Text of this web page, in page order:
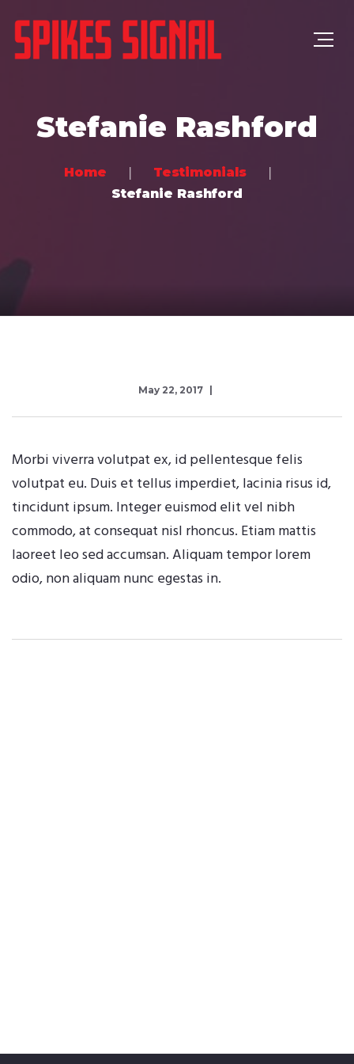
Stefanie Rashford
Home
Testimonials
Stefanie Rashford
May 22, 2017
Morbi viverra volutpat ex, id pellentesque felis
volutpat eu. Duis et tellus imperdiet, lacinia risus id,
tincidunt ipsum. Integer euismod elit vel nibh
commodo, at consequat nisl rhoncus. Etiam mattis
laoreet leo sed accumsan. Aliquam tempor lorem
odio, non aliquam nunc egestas in.